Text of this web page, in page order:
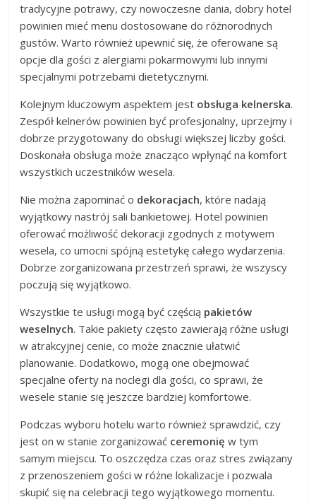
tradycyjne potrawy, czy nowoczesne dania, dobry hotel
powinien mieć menu dostosowane do różnorodnych
gustów. Warto również upewnić się, że oferowane są
opcje dla gości z alergiami pokarmowymi lub innymi
specjalnymi potrzebami dietetycznymi.
Kolejnym kluczowym aspektem jest obsługa kelnerska.
Zespół kelnerów powinien być profesjonalny, uprzejmy i
dobrze przygotowany do obsługi większej liczby gości.
Doskonała obsługa może znacząco wpłynąć na komfort
wszystkich uczestników wesela.
Nie można zapominać o dekoracjach, które nadają
wyjątkowy nastrój sali bankietowej. Hotel powinien
oferować możliwość dekoracji zgodnych z motywem
wesela, co umocni spójną estetykę całego wydarzenia.
Dobrze zorganizowana przestrzeń sprawi, że wszyscy
poczują się wyjątkowo.
Wszystkie te usługi mogą być częścią pakietów
weselnych. Takie pakiety często zawierają różne usługi
w atrakcyjnej cenie, co może znacznie ułatwić
planowanie. Dodatkowo, mogą one obejmować
specjalne oferty na noclegi dla gości, co sprawi, że
wesele stanie się jeszcze bardziej komfortowe.
Podczas wyboru hotelu warto również sprawdzić, czy
jest on w stanie zorganizować ceremonię w tym
samym miejscu. To oszczędza czas oraz stres związany
z przenoszeniem gości w różne lokalizacje i pozwala
skupić się na celebracji tego wyjątkowego momentu.